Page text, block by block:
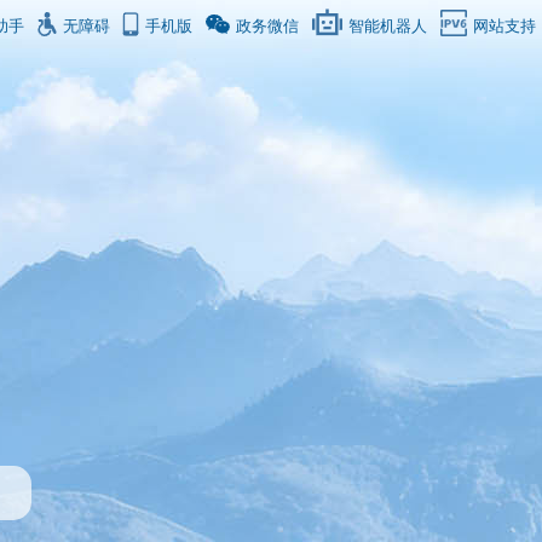
手 无障碍 手机版 政务微信 智能机器人 网站支持